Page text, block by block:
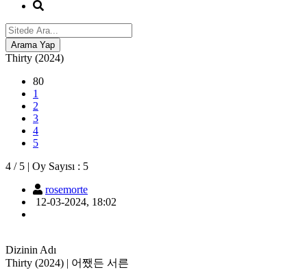
Thirty (2024)
80
1
2
3
4
5
4 / 5 | Oy Sayısı : 5
rosemorte
12-03-2024, 18:02
Dizinin Adı
Thirty (2024) | 어쨌든 서른